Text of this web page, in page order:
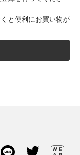
と便利にお買い物が